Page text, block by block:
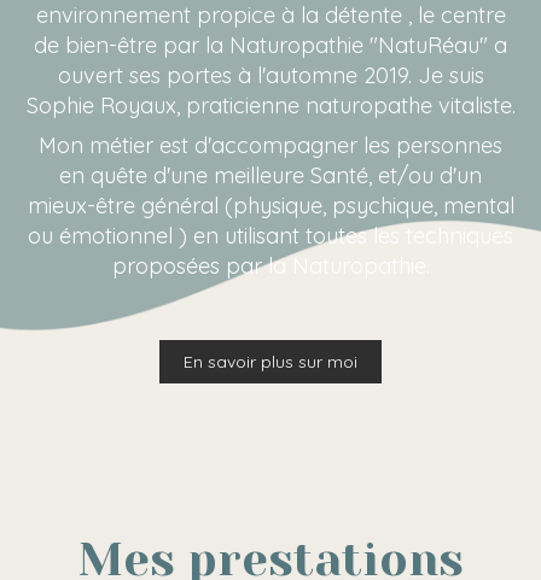
environnement propice à la détente , le centre
de bien-être par la Naturopathie "NatuRéau" a
ouvert ses portes à l'automne 2019. Je suis
Sophie Royaux, praticienne naturopathe vitaliste.
Mon métier est d'accompagner les personnes
en quête d'une meilleure Santé, et/ou d'un
mieux-être général (physique, psychique, mental
ou émotionnel ) en utilisant toutes les techniques
proposées par la Naturopathie.
En savoir plus sur moi
Mes prestations